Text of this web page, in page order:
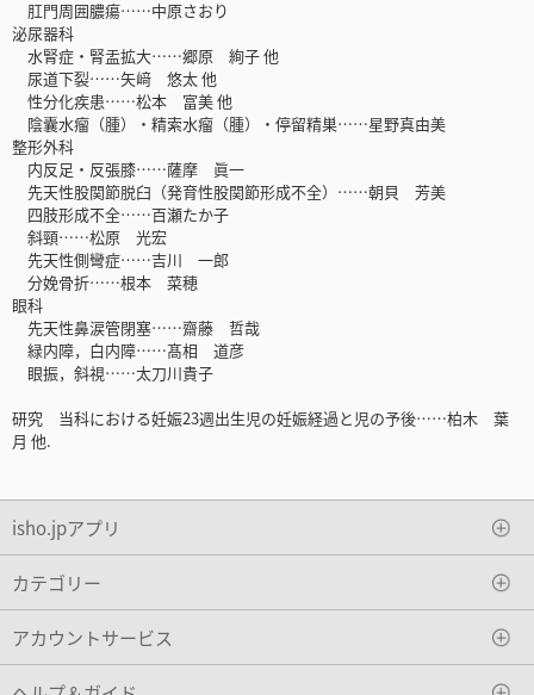
肛門周囲膿瘍……中原さおり
泌尿器科
水腎症・腎盂拡大……郷原 絢子 他
尿道下裂……矢﨑 悠太 他
性分化疾患……松本 富美 他
陰囊水瘤（腫）・精索水瘤（腫）・停留精巣……星野真由美
整形外科
内反足・反張膝……薩摩 眞一
先天性股関節脱臼（発育性股関節形成不全）……朝貝 芳美
四肢形成不全……百瀬たか子
斜頸……松原 光宏
先天性側彎症……吉川 一郎
分娩骨折……根本 菜穂
眼科
先天性鼻涙管閉塞……齋藤 哲哉
緑内障，白内障……髙相 道彦
眼振，斜視……太刀川貴子
研究 当科における妊娠23週出生児の妊娠経過と児の予後……柏木 葉
月 他.
isho.jpアプリ
カテゴリー
アカウントサービス